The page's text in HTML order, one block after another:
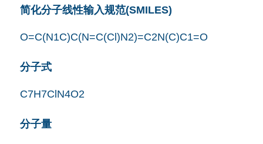
简化分子线性输入规范(SMILES)
O=C(N1C)C(N=C(Cl)N2)=C2N(C)C1=O
分子式
C7H7ClN4O2
分子量